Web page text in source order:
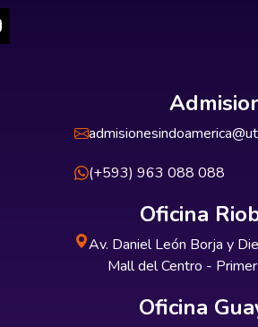
(+593) 963 088 088
Oficina
Av. Daniel León Borja y
Mall del Centro -
Oficina